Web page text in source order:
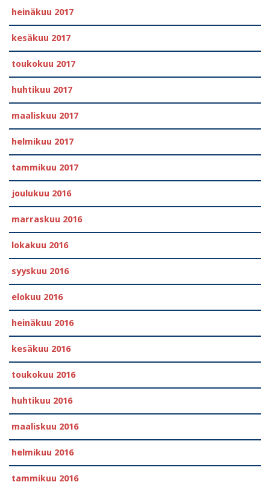
heinäkuu 2017
kesäkuu 2017
toukokuu 2017
huhtikuu 2017
maaliskuu 2017
helmikuu 2017
tammikuu 2017
joulukuu 2016
marraskuu 2016
lokakuu 2016
syyskuu 2016
elokuu 2016
heinäkuu 2016
kesäkuu 2016
toukokuu 2016
huhtikuu 2016
maaliskuu 2016
helmikuu 2016
tammikuu 2016